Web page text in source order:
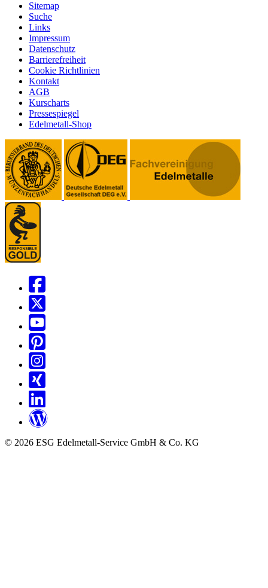
Sitemap
Suche
Links
Impressum
Datenschutz
Barrierefreiheit
Cookie Richtlinien
Kontakt
AGB
Kurscharts
Pressespiegel
Edelmetall-Shop
© 2026 ESG Edelmetall-Service GmbH & Co. KG